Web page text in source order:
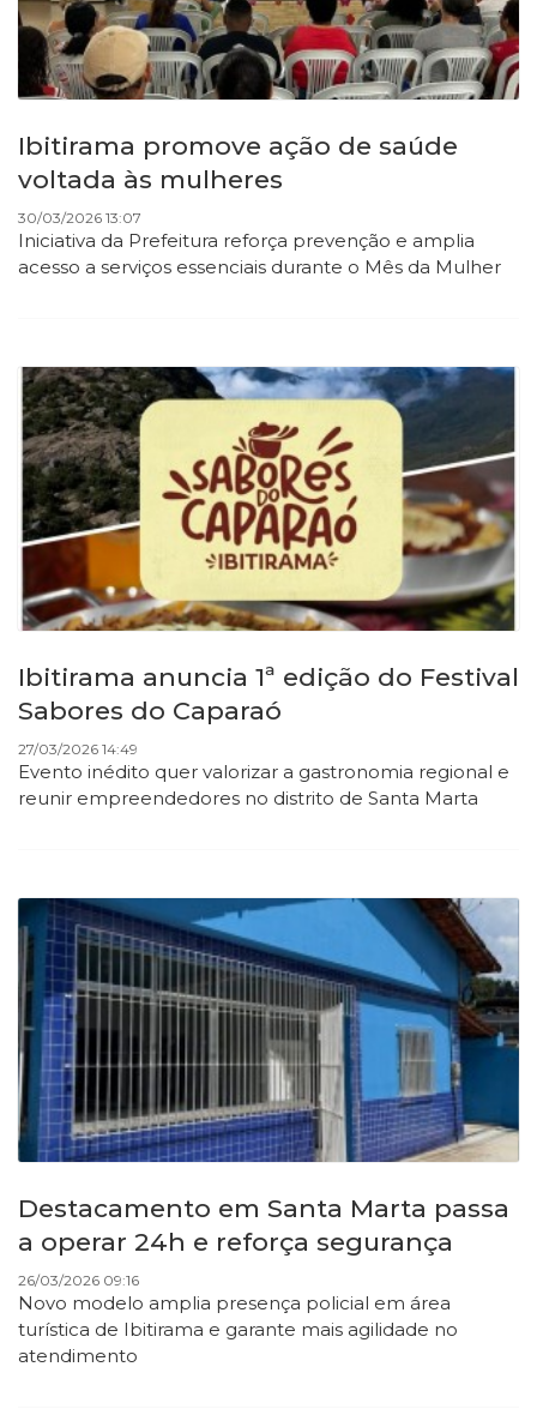
Ibitirama promove ação de saúde
voltada às mulheres
30/03/2026 13:07
Iniciativa da Prefeitura reforça prevenção e amplia
acesso a serviços essenciais durante o Mês da Mulher
Ibitirama anuncia 1ª edição do Festival
Sabores do Caparaó
27/03/2026 14:49
Evento inédito quer valorizar a gastronomia regional e
reunir empreendedores no distrito de Santa Marta
Destacamento em Santa Marta passa
a operar 24h e reforça segurança
26/03/2026 09:16
Novo modelo amplia presença policial em área
turística de Ibitirama e garante mais agilidade no
atendimento